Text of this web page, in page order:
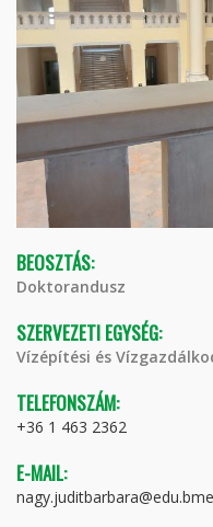
BEOSZTÁS:
Doktorandusz
SZERVEZETI EGYSÉG:
Vízépítési és
TELEFONSZÁM:
+36 1 463 2362
E-MAIL: